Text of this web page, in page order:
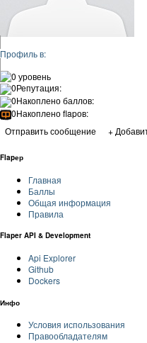
Профиль в:
0 уровень
0Репутация:
0Накоплено баллов:
0Накоплено flapов:
Отправить сообщение
+
Flapер
Главная
Баллы
Общая информация
Правила
Flaper API & Development
Api Explorer
Github
Dockers
Инфо
Условия использования
Правообладателям